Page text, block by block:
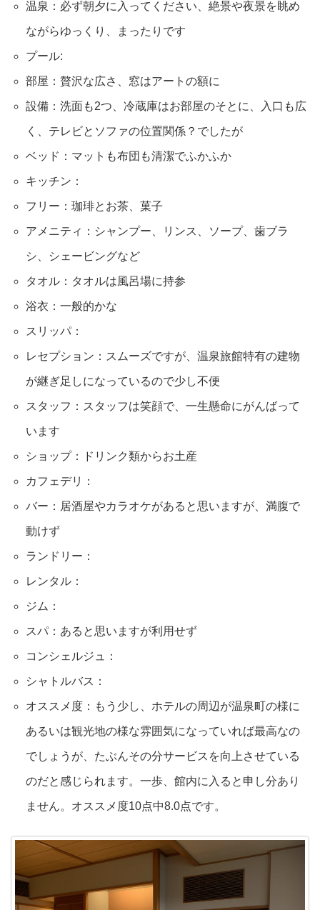
温泉：必ず朝夕に入ってください、絶景や夜景を眺め
ながらゆっくり、まったりです
プール:
部屋：贅沢な広さ、窓はアートの額に
設備：洗面も2つ、冷蔵庫はお部屋のそとに、入口も広
く、テレビとソファの位置関係？でしたが
ベッド：マットも布団も清潔でふかふか
キッチン：
フリー：珈琲とお茶、菓子
アメニティ：シャンプー、リンス、ソープ、歯ブラ
シ、シェービングなど
タオル：タオルは風呂場に持参
浴衣：一般的かな
スリッパ：
レセプション：スムーズですが、温泉旅館特有の建物
が継ぎ足しになっているので少し不便
スタッフ：スタッフは笑顔で、一生懸命にがんばって
います
ショップ：ドリンク類からお土産
カフェデリ：
バー：居酒屋やカラオケがあると思いますが、満腹で
動けず
ランドリー：
レンタル：
ジム：
スパ：あると思いますが利用せず
コンシェルジュ：
シャトルバス：
オススメ度：もう少し、ホテルの周辺が温泉町の様に
あるいは観光地の様な雰囲気になっていれば最高なの
でしょうが、たぶんその分サービスを向上させている
のだと感じられます。一歩、館内に入ると申し分あり
ません。オススメ度10点中8.0点です。